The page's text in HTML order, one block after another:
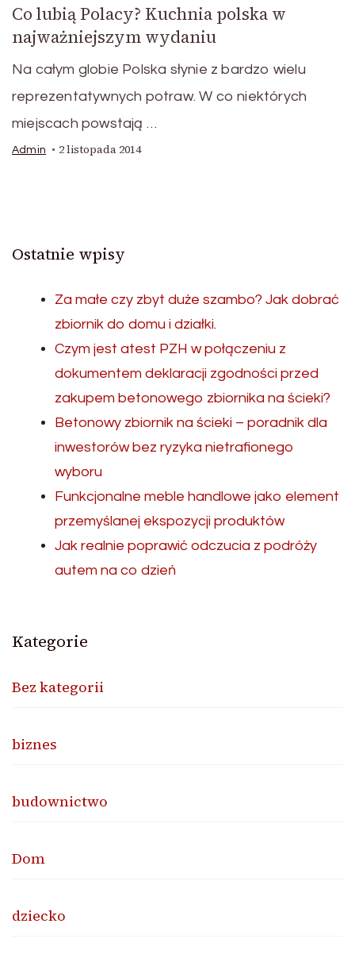
Co lubią Polacy? Kuchnia polska w
najważniejszym wydaniu
Na całym globie Polska słynie z bardzo wielu
reprezentatywnych potraw. W co niektórych
miejscach powstają …
Admin 2 listopada 2014
Ostatnie wpisy
Za małe czy zbyt duże szambo? Jak dobrać
zbiornik do domu i działki.
Czym jest atest PZH w połączeniu z
dokumentem deklaracji zgodności przed
zakupem betonowego zbiornika na ścieki?
Betonowy zbiornik na ścieki – poradnik dla
inwestorów bez ryzyka nietrafionego
wyboru
Funkcjonalne meble handlowe jako element
przemyślanej ekspozycji produktów
Jak realnie poprawić odczucia z podróży
autem na co dzień
Kategorie
Bez kategorii
biznes
budownictwo
Dom
dziecko